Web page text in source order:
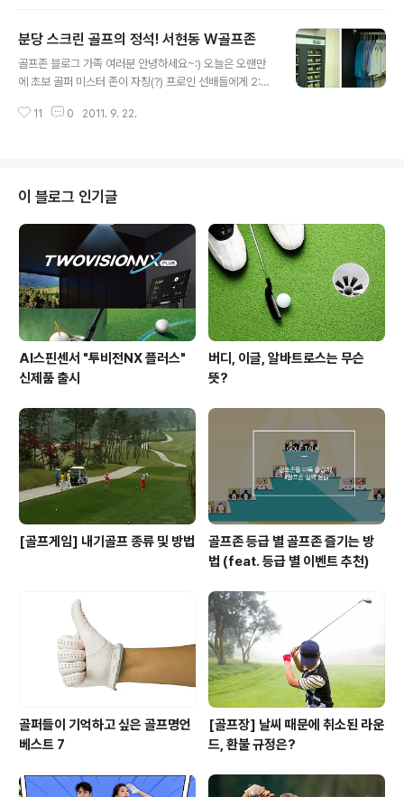
경사도가 0.1이라고 한다면 0.1m의 오르막 경사로 치고 거
기에 10을 곱하여 남은 거리에 합산을 한 후, 5m라고 한다
면 6m의 퍼팅을 하는 식으로 퍼팅을 했었습니다. 라이는
면 거의 다 들어가곤 했죠! 골프존 센서를 지나가는 좌우 폭
분당 스크린 골프의 정석! 서현동 W골프존
골프존 블로그 가족 여러분 안녕하세요~:) 오늘은 오랜만
에 초보 골퍼 미스터 존이 자칭(?) 프로인 선배들에게 2:1
니다! ^^;; 경기도 성남시 분당구 서현동 260-6 웰빙프라
하고 있어 자동차를 이용해서 방문하기에도 좋답니다 :) 입
구에서부터 보이는 깔끔한 전경들이 보이시나요? +ㅁ+ 분
당 서현에 위치한 W골프존은 분당에서 쾌적하고 넓은 시
설로 유명한데요, 2층과 5층을 동시에 사용하고 있기 때문
에 개인은 물론, 동호회 및 단체도 즐기기 좋은 곳이랍니다!
스크린 골프의 기본인 골..
11 0 2011. 9. 22.
이 블로그 인기글
AI스핀센서 "투비전NX 플러스"
신제품 출시
버디, 이글, 알바트로스는 무슨
뜻?
[골프게임] 내기골프 종류 및 방법
골프존 등급 별 골프존 즐기는 방
법 (feat. 등급 별 이벤트 추천)
골퍼들이 기억하고 싶은 골프명언
베스트 7
[골프장] 날씨 때문에 취소된 라운
드, 환불 규정은?